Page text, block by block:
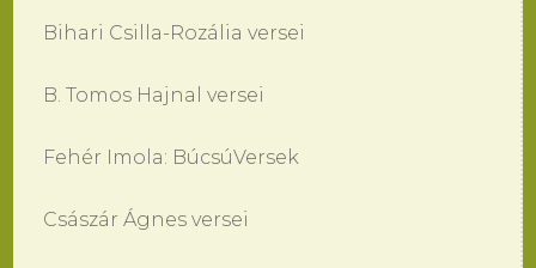
Bihari Csilla-Rozália versei
B. Tomos Hajnal versei
Fehér Imola: BúcsúVersek
Császár Ágnes versei